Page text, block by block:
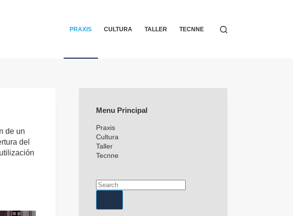
PRAXIS CULTURA TALLER TECNNE
de un
del
Menu Principal
Praxis
Cultura
Taller
Tecnne
No
Results